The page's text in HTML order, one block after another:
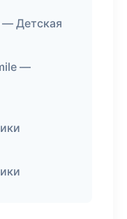
Детская
—